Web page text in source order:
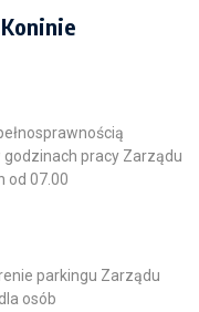
pracy Zarządu
od 07.00
parkingu Zarządu
osób